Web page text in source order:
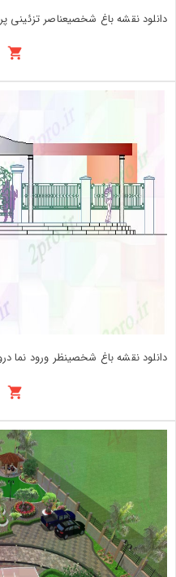
دانلود نقشه باغ شخصیعناصر تزئینی پروژه
دانلود نقشه باغ شخصینظر ورود نما